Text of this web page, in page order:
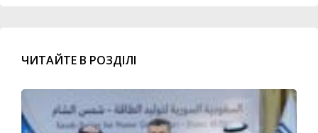
ЧИТАЙТЕ В РОЗДІЛІ